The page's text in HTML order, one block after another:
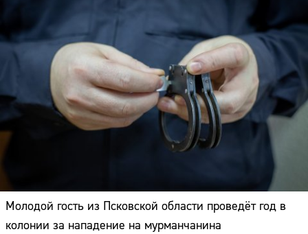
Молодой гость из Псковской области проведёт год в
колонии за нападение на мурманчанина